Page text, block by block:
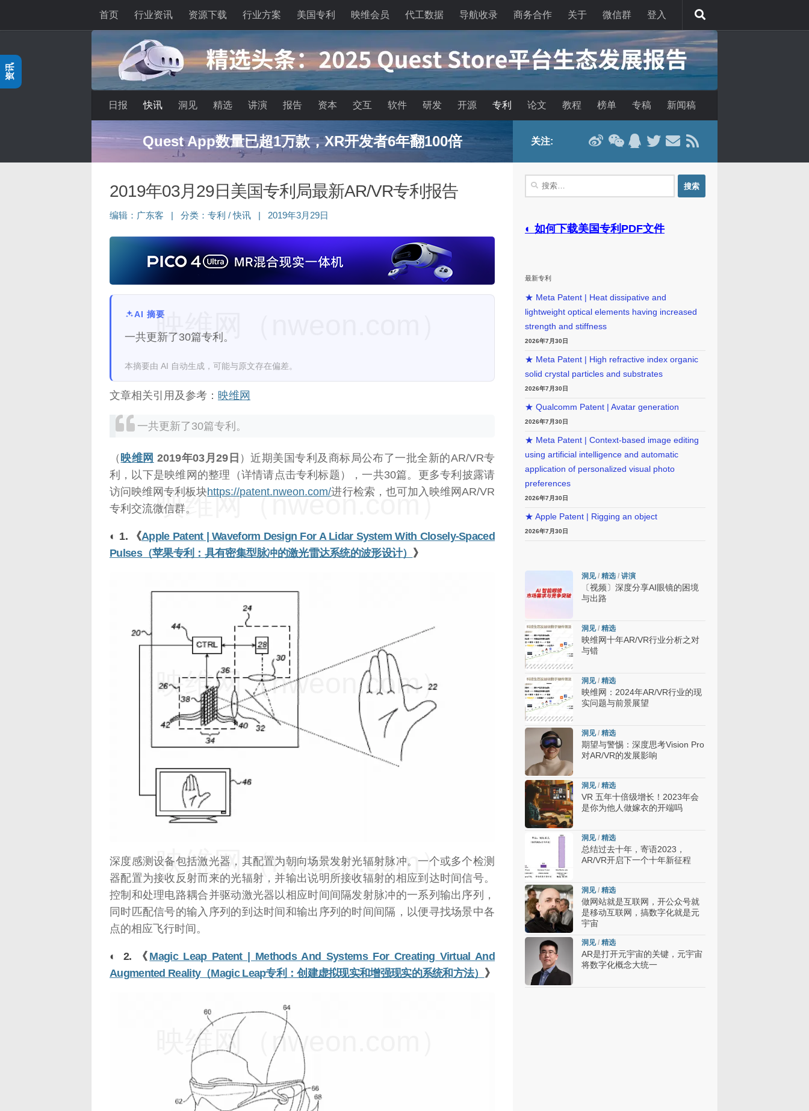
首页 行业资讯 资源下载 行业方案 美国专利 映维会员 代工数据 导航收录 商务合作 关于 微信群 登入
日报 快讯 洞见 精选 讲演 报告 资本 交互 软件 研发 开源 专利 论文 教程 榜单 专稿 新闻稿
深度分享：AI智能眼镜的现实困境与严峻出路
2019年03月29日美国专利局最新AR/VR专利报告
编辑： 广东客 分类： 专利 /快讯 2019年3月29日
AI 摘要
一共更新了30篇专利。
本摘要由 AI 自动生成，可能与原文存在偏差。
文章相关引用及参考： 映维网
一共更新了30篇专利。
（ 映维网 2019年03月29日 ）近期美国专利及商标局公布了一批全新的AR/VR专
利，以下是映维网的整理（详情请点击专利标题），一共30篇。更多专利披露请
访问映维网专利板块https://patent.nweon.com/进行检索，也可加入映维网AR/VR
专利交流微信群。
◐ 1. 《Apple Patent | Waveform Design For A Lidar System With Closely-Spaced
Pulses（苹果专利：具有密集型脉冲的激光雷达系统的波形设计） 》
深度感测设备包括激光器，其配置为朝向场景发射光辐射脉冲。一个或多个检测
器配置为接收反射而来的光辐射，并输出说明所接收辐射的相应到达时间信号。
控制和处理电路耦合并驱动激光器以相应时间间隔发射脉冲的一系列输出序列，
同时匹配信号的输入序列的到达时间和输出序列的时间间隔，以便寻找场景中各
点的相应飞行时间。
◐ 2. 《 Magic Leap Patent | Methods And Systems For Creating Virtual And
Augmented Reality（Magic Leap专利：创建虚拟现实和增强现实的系统和方法） 》
映维网（nweon.com）
映维网（nweon.com）
映维网（nweon.com）
映维网（nweon.com）
映维网（nweon.com）
关注:
搜
索：
◐ 如何下载美国专利PDF文件
最新专利
★ Meta Patent | Heat dissipative and
lightweight optical elements having increased
strength and stiffness
2026年7月30日
★ Meta Patent | High refractive index organic
solid crystal particles and substrates
2026年7月30日
★ Qualcomm Patent | Avatar generation
2026年7月30日
★ Meta Patent | Context-based image editing
using artificial intelligence and automatic
application of personalized visual photo
preferences
2026年7月30日
★ Apple Patent | Rigging an object
2026年7月30日
洞见/ 精选 / 讲演
〔视频〕深度分享AI眼镜的困境
与出路
洞见/ 精选
映维网十年AR/VR行业分析之对
与错
洞见/ 精选
映维网：2024年AR/VR行业的现
实问题与前景展望
洞见/ 精选
期望与警惕：深度思考Vision Pro
对AR/VR的发展影响
洞见/ 精选
VR 五年十倍级增长！2023年会
是你为他人做嫁衣的开端吗
洞见/ 精选
总结过去十年，寄语2023，
AR/VR开启下一个十年新征程
洞见/ 精选
做网站就是互联网，开公众号就
是移动互联网，搞数字化就是元
宇宙
洞见/ 精选
AR是打开元宇宙的关键，元宇宙
将数字化概念大统一
资讯